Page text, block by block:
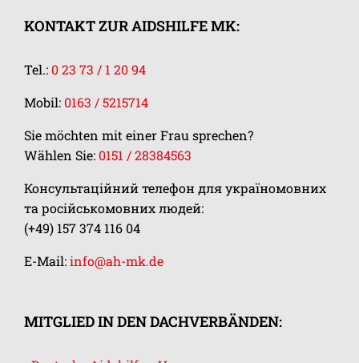
KONTAKT ZUR AIDSHILFE MK:
Tel.: 0 23 73 / 1 20 94
Mobil: 0163 / 5215714
Sie möchten mit einer Frau sprechen?
Wählen Sie: 0151 / 28384563
Консультаційний телефон для україномовних
та російськомовних людей:
(+49) 157 374 116 04
E-Mail:info@ah-mk.de
MITGLIED IN DEN DACHVERBÄNDEN: